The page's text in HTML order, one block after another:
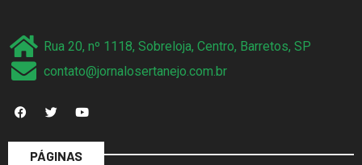
Rua 20, nº 1118, Sobreloja, Centro, Barretos, SP
contato@jornalosertanejo.com.br
PÁGINAS